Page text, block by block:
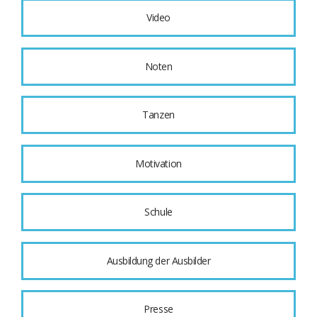
Video
Noten
Tanzen
Motivation
Schule
Ausbildung der Ausbilder
Presse